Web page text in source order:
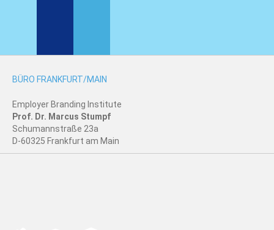
BÜRO FRANKFURT/MAIN
Employer Branding Institute
Prof. Dr. Marcus Stumpf
Schumannstraße 23a
D-60325 Frankfurt am Main